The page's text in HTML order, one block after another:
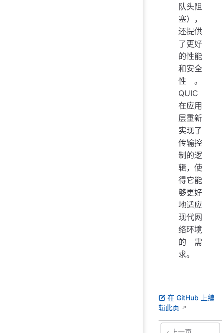
队头阻
塞），
还提供
了更好
的性能
和安全
性。
QUIC
在应用
层重新
实现了
传输控
制的逻
辑，使
得它能
够更好
地适应
现代网
络环境
的需
求。
在 GitHub 上编
辑此页